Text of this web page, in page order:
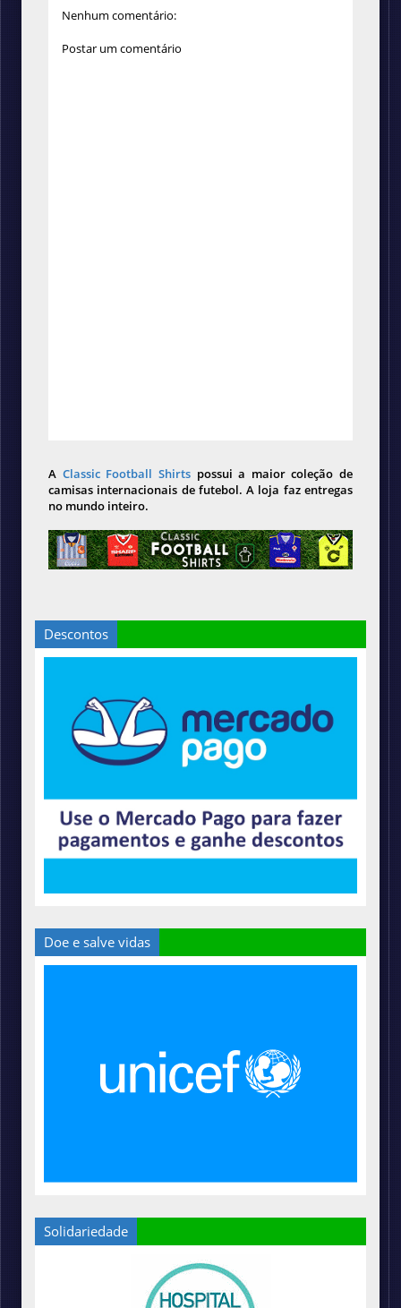
Nenhum comentário:
Postar um comentário
A Classic Football Shirts possui a maior coleção de
camisas internacionais de futebol. A loja faz entregas
no mundo inteiro.
Descontos
Doe e salve vidas
Solidariedade